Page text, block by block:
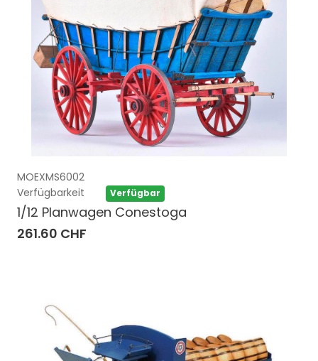
MOEXMS6002
Verfügbarkeit
Verfügbar
1/12 Planwagen Conestoga
261.60 CHF